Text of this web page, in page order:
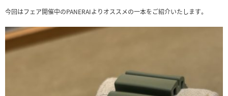
今回はフェア開催中のPANERAIよりオススメの一本をご紹介いたします。